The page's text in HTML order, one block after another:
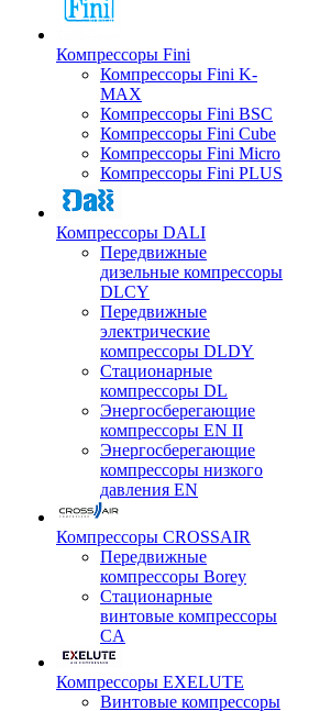
Компрессоры Fini
Компрессоры Fini K-
MAX
Компрессоры Fini BSC
Компрессоры Fini Cube
Компрессоры Fini Micro
Компрессоры Fini PLUS
Компрессоры DALI
Передвижные
дизельные компрессоры
DLCY
Передвижные
электрические
компрессоры DLDY
Стационарные
компрессоры DL
Энергосберегающие
компрессоры EN II
Энергосберегающие
компрессоры низкого
давления EN
Компрессоры CROSSAIR
Передвижные
компрессоры Borey
Стационарные
винтовые компрессоры
CA
Компрессоры EXELUTE
Винтовые компрессоры